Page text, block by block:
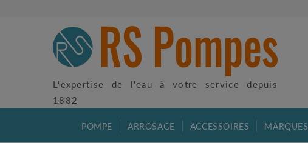
L'expertise de l'eau à votre service depuis
1882
POMPE ARROSAGE ACCESSOIRES MARQUES